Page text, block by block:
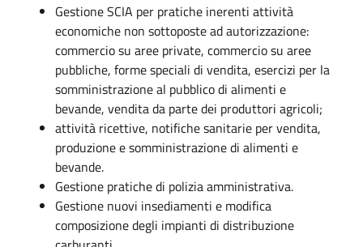
Gestione SCIA per pratiche inerenti attività
economiche non sottoposte ad autorizzazione:
commercio su aree private, commercio su aree
pubbliche, forme speciali di vendita, esercizi per la
somministrazione al pubblico di alimenti e
bevande, vendita da parte dei produttori agricoli;
attività ricettive, notifiche sanitarie per vendita,
produzione e somministrazione di alimenti e
bevande.
Gestione pratiche di polizia amministrativa.
Gestione nuovi insediamenti e modifica
composizione degli impianti di distribuzione